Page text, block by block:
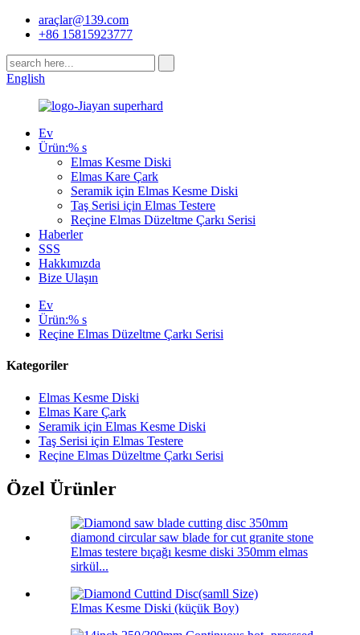
araçlar@139.com
+86 15815923777
English
Ev
Ürün:% s
Elmas Kesme Diski
Elmas Kare Çark
Seramik için Elmas Kesme Diski
Taş Serisi için Elmas Testere
Reçine Elmas Düzeltme Çarkı Serisi
Haberler
SSS
Hakkımızda
Bize Ulaşın
Ev
Ürün:% s
Reçine Elmas Düzeltme Çarkı Serisi
Kategoriler
Elmas Kesme Diski
Elmas Kare Çark
Seramik için Elmas Kesme Diski
Taş Serisi için Elmas Testere
Reçine Elmas Düzeltme Çarkı Serisi
Özel Ürünler
Elmas testere bıçağı kesme diski 350mm elmas
sirkül...
Elmas Kesme Diski (küçük Boy)